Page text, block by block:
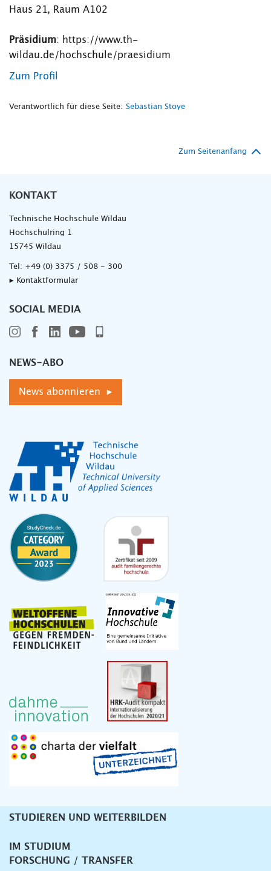
Haus 21, Raum A102
Präsidium: https://www.th-
wildau.de/hochschule/praesidium
Zum Profil
Verantwortlich für diese Seite: Sebastian Stoye
Zum Seitenanfang
KONTAKT
Technische Hochschule Wildau
Hochschulring 1
15745 Wildau
Tel: +49 (0) 3375 / 508 - 300
▸ Kontaktformular
SOCIAL MEDIA
NEWS-ABO
News abonnieren ▸
Unternavigation
STUDIEREN UND WEITERBILDEN
IM STUDIUM
FORSCHUNG / TRANSFER